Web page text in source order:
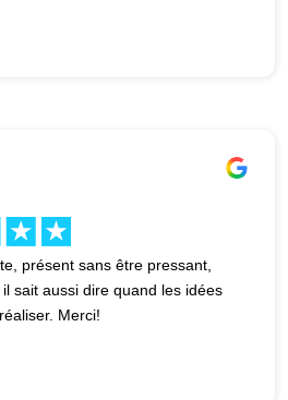
présent sans être pressant,
sait aussi dire quand les idées
Merci!